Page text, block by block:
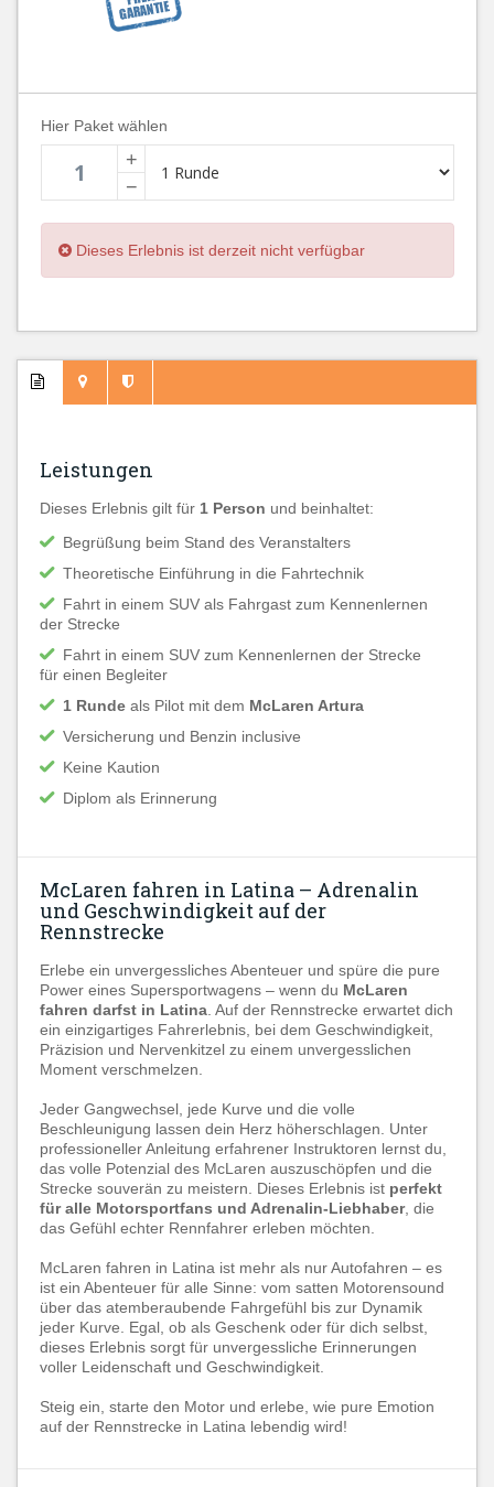
Hier Paket wählen
+
−
Dieses Erlebnis ist derzeit nicht verfügbar
Leistungen
Dieses Erlebnis gilt für 1 Person und beinhaltet:
Begrüßung beim Stand des Veranstalters
Theoretische Einführung in die Fahrtechnik
Fahrt in einem SUV als Fahrgast zum Kennenlernen
der Strecke
Fahrt in einem SUV zum Kennenlernen der Strecke
für einen Begleiter
1 Runde als Pilot mit dem McLaren Artura
Versicherung und Benzin inclusive
Keine Kaution
Diplom als Erinnerung
McLaren fahren in Latina – Adrenalin
und Geschwindigkeit auf der
Rennstrecke
Erlebe ein unvergessliches Abenteuer und spüre die pure
Power eines Supersportwagens – wenn du McLaren
fahren darfst in Latina . Auf der Rennstrecke erwartet dich
ein einzigartiges Fahrerlebnis, bei dem Geschwindigkeit,
Präzision und Nervenkitzel zu einem unvergesslichen
Moment verschmelzen.
Jeder Gangwechsel, jede Kurve und die volle
Beschleunigung lassen dein Herz höherschlagen. Unter
professioneller Anleitung erfahrener Instruktoren lernst du,
das volle Potenzial des McLaren auszuschöpfen und die
Strecke souverän zu meistern. Dieses Erlebnis ist perfekt
für alle Motorsportfans und Adrenalin-Liebhaber, die
das Gefühl echter Rennfahrer erleben möchten.
McLaren fahren in Latina ist mehr als nur Autofahren – es
ist ein Abenteuer für alle Sinne: vom satten Motorensound
über das atemberaubende Fahrgefühl bis zur Dynamik
jeder Kurve. Egal, ob als Geschenk oder für dich selbst,
dieses Erlebnis sorgt für unvergessliche Erinnerungen
voller Leidenschaft und Geschwindigkeit.
Steig ein, starte den Motor und erlebe, wie pure Emotion
auf der Rennstrecke in Latina lebendig wird!